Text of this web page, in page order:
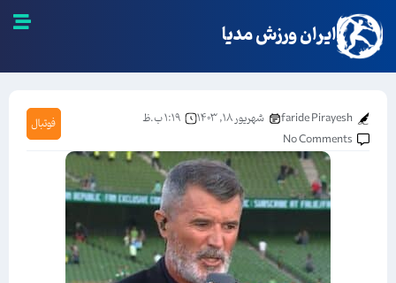
ایران ورزش مدیا
faride Pirayesh شهریور ۱۸, ۱۴۰۳
۱:۱۹ ب.ظ
No Comments
فوتبال